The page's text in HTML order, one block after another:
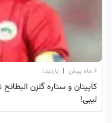
۶ ماه پیش | بازدید:
کاپیتان و ستاره گلزن
لیبی!